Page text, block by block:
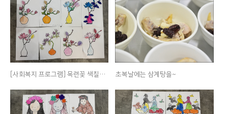
[사회복지 프로그램] 목련꽃 색칠하기 초복날에는 삼계탕을~